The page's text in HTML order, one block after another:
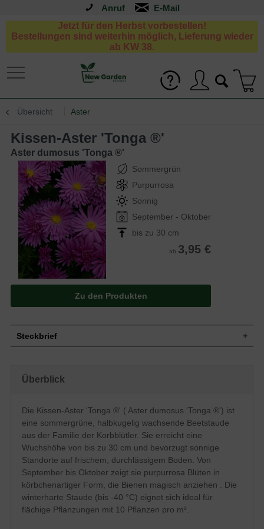
Anruf
Jetzt für den Herbst vorbestellen!
Bestellungen sind weiterhin möglich, Lieferung wieder
ab KW 38.
Übersicht Aster
Kissen-Aster 'Tonga ®'
Aster dumosus 'Tonga ®'
Sommergrün
Purpurrosa
Sonnig
September - Oktober
bis zu 30 cm
ab 3,95 €
Zu den Produkten
Steckbrief
Wuchshöhe
Blüte
reichverzweigter Blütenstand,
körbchenartige Blütenform
Blütezeit
September bis Oktober
Boden
Normal durchlässig, frisch, neutral
Standort
Sonnig
Pflanzen pro
m²
10
Die Aster dumosus 'Tonga ®' (Kissen-
Aster) ist eine dekorative, reichblütige,
flächig wachsende Beetstaude, die Sie
Überblick
Die Kissen-Aster 'Tonga ®' ( Aster dumosus 'Tonga ®') ist
eine sommergrüne, halbkugelig wachsende Beetstaude
aus der Familie der Korbblütler. Sie erreicht eine
Wuchshöhe von bis zu 30 cm und bevorzugt sonnige
Standorte auf frischem, durchlässigem Boden. Von
September bis Oktober zeigt sie purpurrosa Blüten in
körbchenartiger Form, die Bienen magisch anziehen . Die
winterharte Staude (bis -40 °C) eignet sich ideal für
flächige Pflanzungen mit 10 Pflanzen pro m².